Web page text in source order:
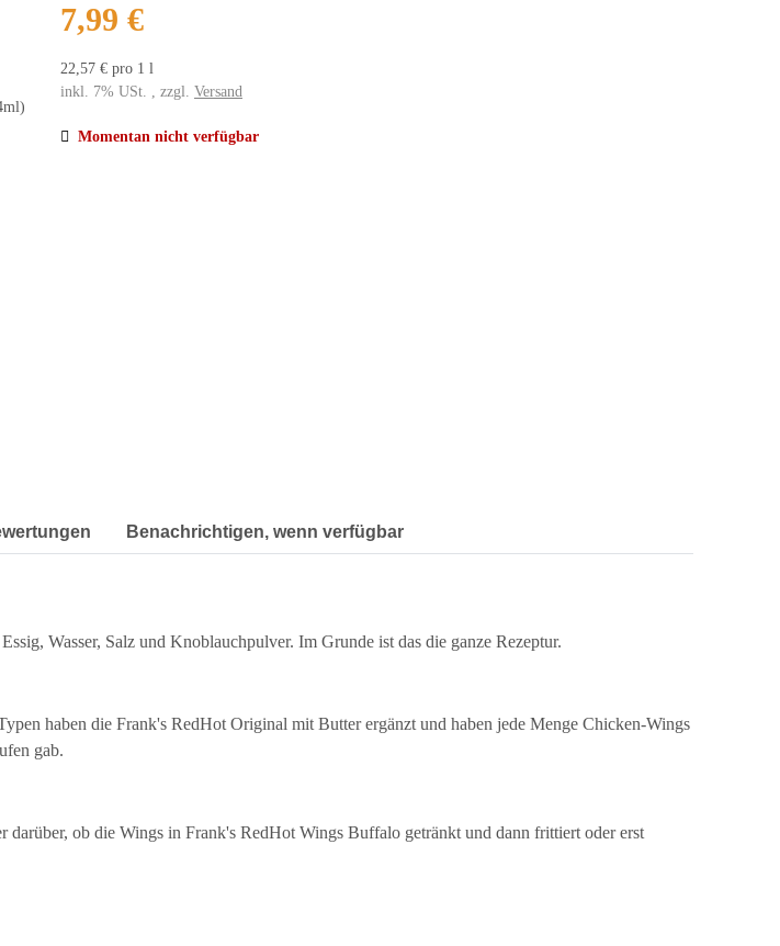
7,99 €
22,57 € pro 1 l
inkl. 7% USt. , zzgl. Versand
Momentan nicht verfügbar
Benachrichtigen, wenn verfügbar
Wasser, Salz und Knoblauchpulver. Im Grunde ist das die ganze Rezeptur.
haben die Frank's RedHot Original mit Butter ergänzt und haben jede Menge Chicken-Wings
gab.
ob die Wings in Frank's RedHot Wings Buffalo getränkt und dann frittiert oder erst